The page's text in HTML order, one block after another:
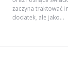
zaczyna traktować
dodatek, ale jako...